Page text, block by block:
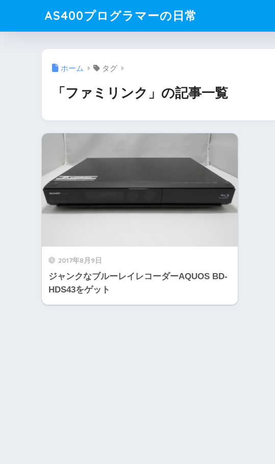
AS400プログラマーの日常
ホーム タグ
「ファミリンク」の記事一覧
2017年8月9日
ジャンクなブルーレイレコーダーAQUOS BD-
HDS43をゲット